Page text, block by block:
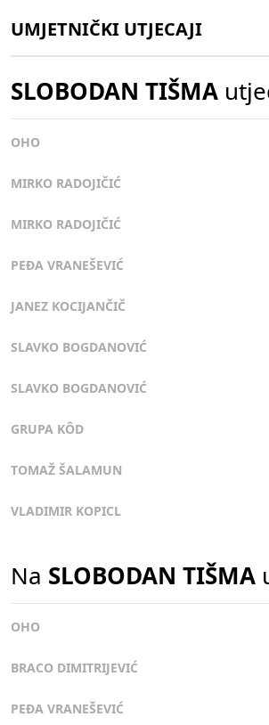
UMJETNIČKI UTJECAJI
SLOBODAN TIŠMA
OHO
MIRKO RADOJIČIĆ
MIRKO RADOJIČIĆ
PEĐA VRANEŠEVIĆ
JANEZ KOCIJANČIČ
SLAVKO BOGDANOVIĆ
SLAVKO BOGDANOVIĆ
GRUPA KÔD
TOMAŽ ŠALAMUN
VLADIMIR KOPICL
Na SLOBODAN TIŠMA
OHO
BRACO DIMITRIJEVIĆ
PEĐA VRANEŠEVIĆ